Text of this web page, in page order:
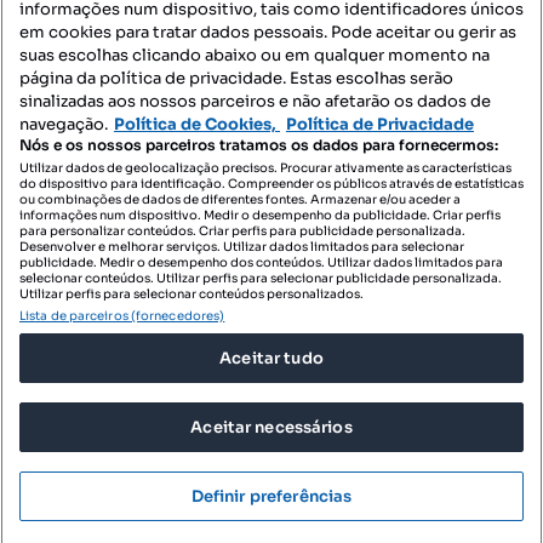
Mapa do Site
Contacte-nos
SIGA-NOS:
DESCARREGAR NA:
© 2026 Imovirtual.com, OLX Portugal, S.A.
TERMOS DE UTILIZAÇÃO
POLÍTICA DE PRIVACIDADE
CONFIGURAÇÕES DE PRIVACIDADE
informações num dispositivo, tais como identificadores únicos
em cookies para tratar dados pessoais. Pode aceitar ou gerir as
suas escolhas clicando abaixo ou em qualquer momento na
página da política de privacidade. Estas escolhas serão
sinalizadas aos nossos parceiros e não afetarão os dados de
navegação. Política de Cookies, Política de Privacidade
Nós e os nossos parceiros tratamos os dados para fornecermos:
Utilizar dados de geolocalização precisos. Procurar ativamente as características
do dispositivo para identificação. Compreender os públicos através de estatísticas
ou combinações de dados de diferentes fontes. Armazenar e/ou aceder a
informações num dispositivo. Medir o desempenho da publicidade. Criar perfis
para personalizar conteúdos. Criar perfis para publicidade personalizada.
Desenvolver e melhorar serviços. Utilizar dados limitados para selecionar
publicidade. Medir o desempenho dos conteúdos. Utilizar dados limitados para
selecionar conteúdos. Utilizar perfis para selecionar publicidade personalizada.
Utilizar perfis para selecionar conteúdos personalizados.
Lista de parceiros (fornecedores)
Aceitar tudo
Aceitar necessários
Definir preferências